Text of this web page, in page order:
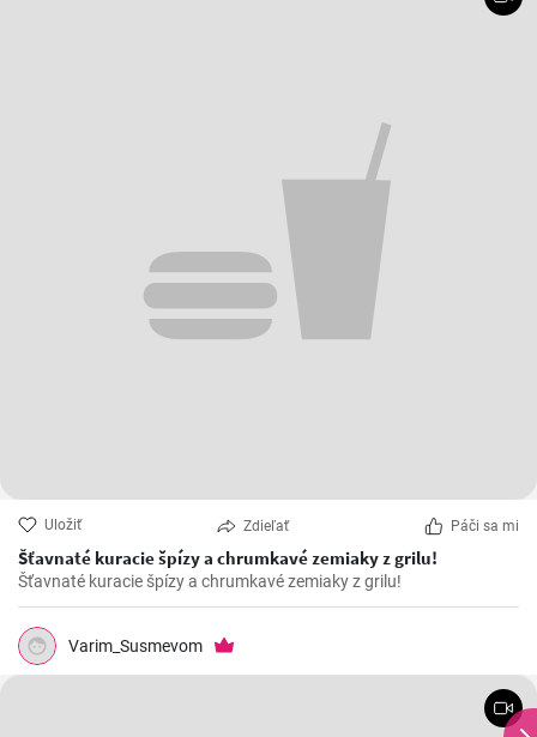
Uložiť Zdieľať Páči sa mi
Šťavnaté kuracie špízy a chrumkavé zemiaky z grilu!
Šťavnaté kuracie špízy a chrumkavé zemiaky z grilu!
Varim_Susmevom